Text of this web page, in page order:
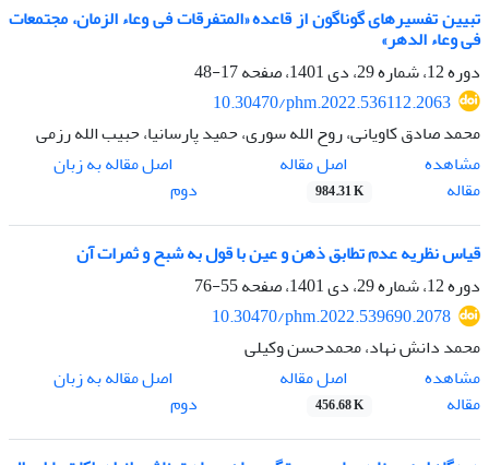
تبیین تفسیرهای گوناگون از قاعده «المتفرقات فی وعاء الزمان، مجتمعات
فی وعاء الدهر»
دوره 12، شماره 29، دی 1401، صفحه
17-48
10.30470/phm.2022.536112.2063
محمد صادق کاویانی، روح الله سوری، حمید پارسانیا، حبیب الله رزمی
مشاهده
مقاله
اصل مقاله
984.31 K
اصل مقاله به زبان
دوم
قیاس نظریه عدم تطابق ذهن و عین با قول به شبح و ثمرات آن
دوره 12، شماره 29، دی 1401، صفحه
55-76
10.30470/phm.2022.539690.2078
محمد دانش نهاد، محمدحسن وکیلی
مشاهده
مقاله
اصل مقاله
456.68 K
اصل مقاله به زبان
دوم